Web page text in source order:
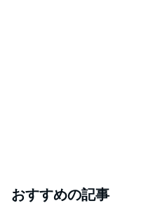
おすすめの記事